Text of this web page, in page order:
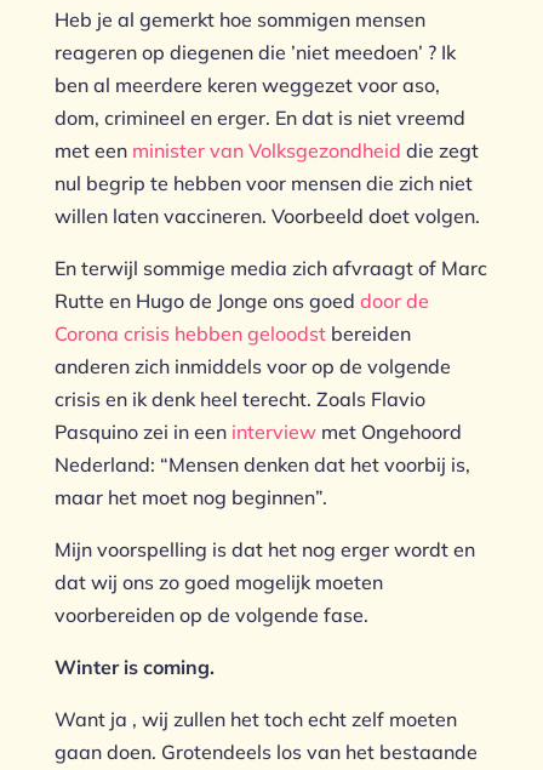
Heb je al gemerkt hoe sommigen mensen
reageren op diegenen die ’niet meedoen’ ? Ik
ben al meerdere keren weggezet voor aso,
dom, crimineel en erger. En dat is niet vreemd
met een minister van Volksgezondheid die zegt
nul begrip te hebben voor mensen die zich niet
willen laten vaccineren. Voorbeeld doet volgen.
En terwijl sommige media zich afvraagt of Marc
Rutte en Hugo de Jonge ons goed door de
Corona crisis hebben geloodstbereiden
anderen zich inmiddels voor op de volgende
crisis en ik denk heel terecht. Zoals Flavio
Pasquino zei in een interviewmet Ongehoord
Nederland: “Mensen denken dat het voorbij is,
maar het moet nog beginnen”.
Mijn voorspelling is dat het nog erger wordt en
dat wij ons zo goed mogelijk moeten
voorbereiden op de volgende fase.
Winter is coming.
Want ja , wij zullen het toch echt zelf moeten
gaan doen. Grotendeels los van het bestaande